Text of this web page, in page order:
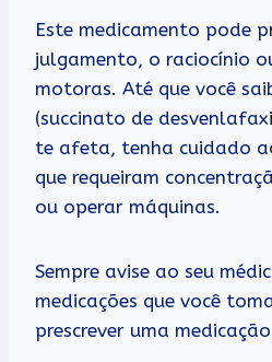
Este medicamento pode
julgamento, o raciocínio
motoras. Até que você
(succinato de
te afeta, tenha cuidado
que requeiram
ou operar máquinas.
Sempre avise ao seu
medicações que você
prescrever uma